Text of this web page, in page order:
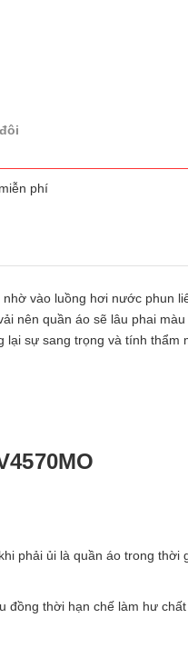
phí
vào luồng hơi nước phun
nên quần áo sẽ lâu phai màu
lại sự sang trọng và tính thẩm
phải ủi là quần áo trong thời
đồng thời hạn chế làm hư chất